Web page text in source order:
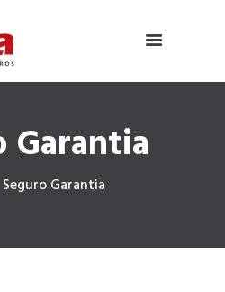
Garantia
Seguro Garantia